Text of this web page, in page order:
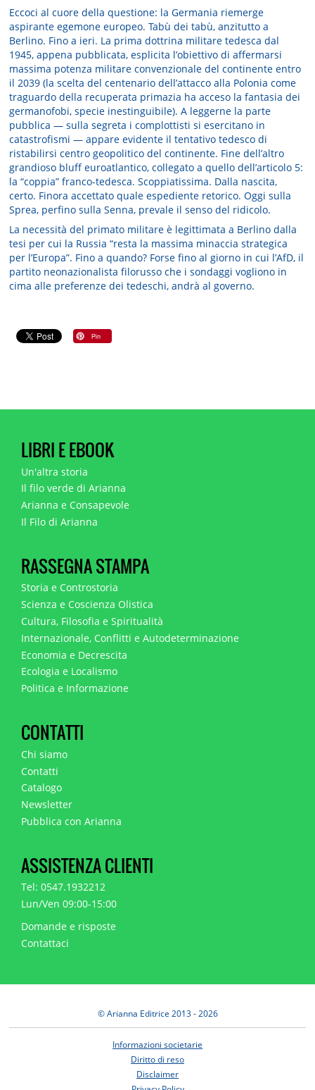
Eccoci al cuore della questione: la Germania riemerge
aspirante egemone europeo. Tabù dei tabù, anzitutto a
Berlino. Fino a ieri. La prima dottrina militare tedesca dal
1945, appena pubblicata, esplicita l’obiettivo di affermarsi
massima potenza militare convenzionale del continente entro
il 2039 (la scelta del centenario dell’attacco alla Polonia come
traguardo della recuperata primazia ha acceso la fantasia dei
germanofobi, specie inestinguibile). A leggerne la parte
pubblica — sulla segreta i complottisti si esercitano in
catastrofismi — appare evidente il tentativo tedesco di
ristabilirsi centro geopolitico del continente. Fine dell’altro
grandioso bluff euroatlantico, collegato a quello dell’articolo 5:
la “coppia” franco-tedesca. Scoppiatissima. Dalla nascita,
certo. Finora accettato quale espediente retorico. Oggi sulla
Sprea, perfino sulla Senna, prevale il senso del ridicolo.
La necessità del primato militare è legittimata a Berlino dalla
tesi per cui la Russia “resta la massima minaccia strategica
per l’Europa”. Fino a quando? Forse fino al giorno in cui l’AfD, il
partito neonazionalista filorusso che i sondaggi vogliono in
cima alle preferenze dei tedeschi, andrà al governo.
LIBRI E EBOOK
Un'altra storia
Il filo verde di Arianna
Arianna e Consapevole
Il Filo di Arianna
RASSEGNA STAMPA
Storia e Controstoria
Scienza e Coscienza Olistica
Cultura, Filosofia e Spiritualità
Internazionale, Conflitti e Autodeterminazione
Economia e Decrescita
Ecologia e Localismo
Politica e Informazione
CONTATTI
Chi siamo
Contatti
Catalogo
Newsletter
Pubblica con Arianna
ASSISTENZA CLIENTI
Tel: 0547.1932212
Lun/Ven 09:00-15:00
Domande e risposte
Contattaci
© Arianna Editrice 2013 - 2026
Informazioni societarie
Diritto di reso
Disclaimer